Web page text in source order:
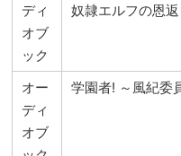
ディ
オブ
ック
奴隷エルフの恩返
オー
ディ
オブ
学園者! ～風紀委